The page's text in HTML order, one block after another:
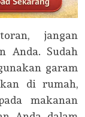
jangan
Anda. Sudah
garam
di rumah,
makanan